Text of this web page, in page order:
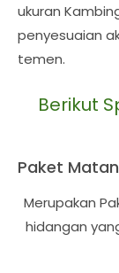
ukuran
penyesuaian
temen.
Berikut
Paket
Merupakan
hidangan